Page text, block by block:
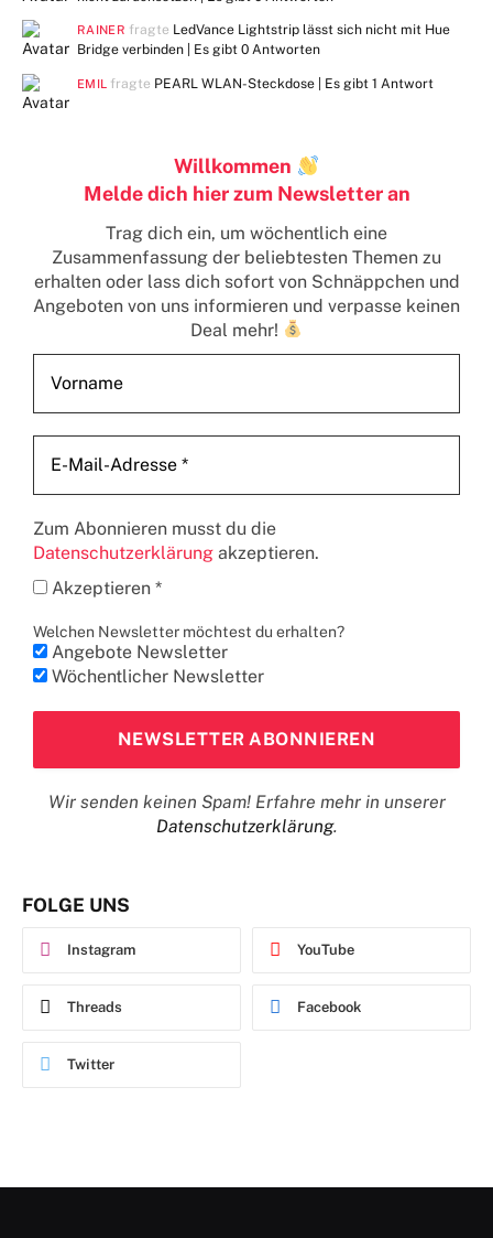
RAINER fragte LedVance Lightstrip lässt sich nicht mit Hue
Bridge verbinden | Es gibt 0 Antworten
EMIL fragte PEARL WLAN-Steckdose | Es gibt1 Antwort
Willkommen
Melde dich hier zum Newsletter an
Trag dich ein, um wöchentlich eine
Zusammenfassung der beliebtesten Themen zu
erhaltenoder lass dich sofort von Schnäppchen und
Angeboten von uns informieren und verpasse keinen
Deal mehr!
Zum Abonnieren musst du die
Datenschutzerklärung akzeptieren.
Akzeptieren *
Welchen Newsletter möchtest du erhalten?
Angebote Newsletter
Wöchentlicher Newsletter
Wir senden keinen Spam! Erfahre mehr in unserer
Datenschutzerklärung.
FOLGE UNS
Instagram YouTube
Threads Facebook
Twitter